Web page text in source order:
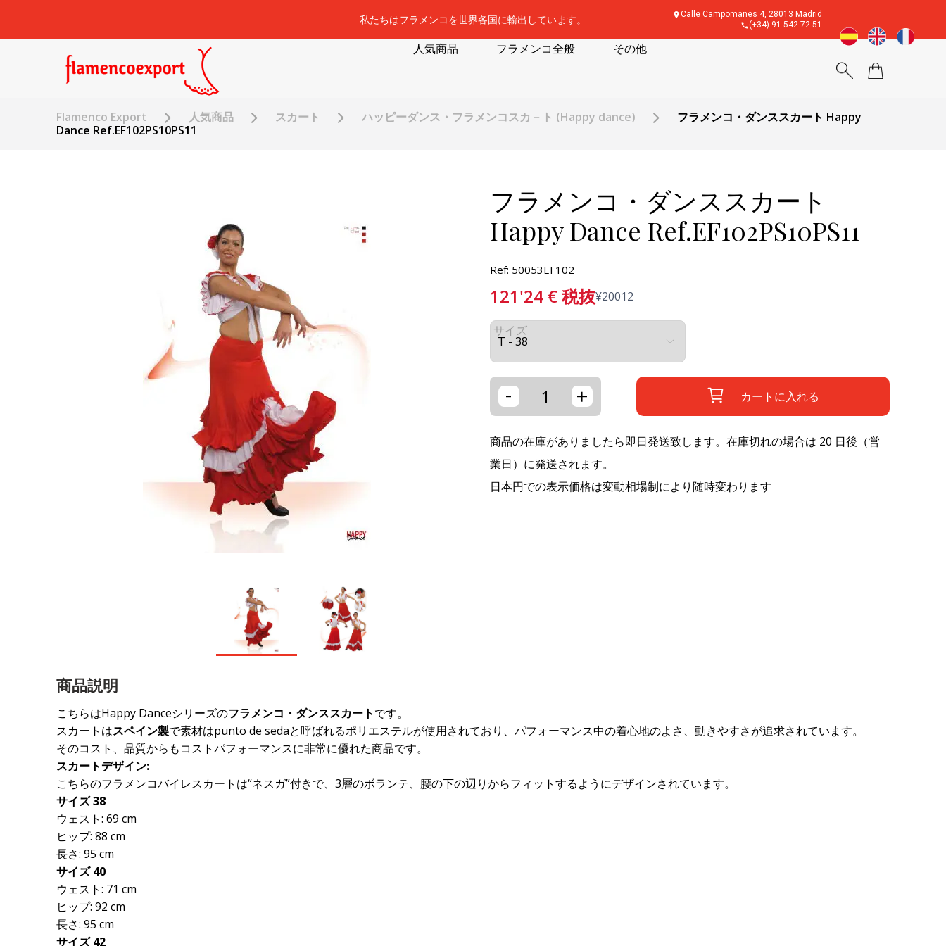
私たちはフラメンコを世界各国に輸出しています。
Calle Campomanes 4, 28013 Madrid
(+34) 91 542 72 51
人気商品 フラメンコ全般 その他
Flamenco Export 人気商品 スカート ハッピーダンス・フラメンコスカ－ト (Happy dance)
フラメンコ・ダンススカート Happy
Dance Ref.EF102PS10PS11
フラメンコ・ダンススカート
Happy Dance Ref.EF102PS10PS11
Ref: 50053EF102
121'24€税抜¥20012
サイズ
- + カートに入れる
商品の在庫がありましたら即日発送致します。在庫切れの場合は 20 日後（営
業日）に発送されます。
日本円での表示価格は変動相場制により随時変わります
商品説明
こちらはHappy Danceシリーズのフラメンコ・ダンススカートです。
スカートはスペイン製で素材はpunto de sedaと呼ばれるポリエステルが使用されており、パフォーマンス中の着心地のよさ、動きやすさが追求されています。
そのコスト、品質からもコストパフォーマンスに非常に優れた商品です。
スカートデザイン:
こちらのフラメンコバイレスカートは“ネスガ”付きで、3層のボランテ、腰の下の辺りからフィットするようにデザインされています。
サイズ 38
ウェスト: 69 cm
ヒップ: 88 cm
長さ: 95 cm
サイズ 40
ウェスト: 71 cm
ヒップ: 92 cm
長さ: 95 cm
サイズ 42